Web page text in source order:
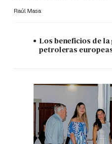
Raúl Masa
Los beneficios de
petroleras